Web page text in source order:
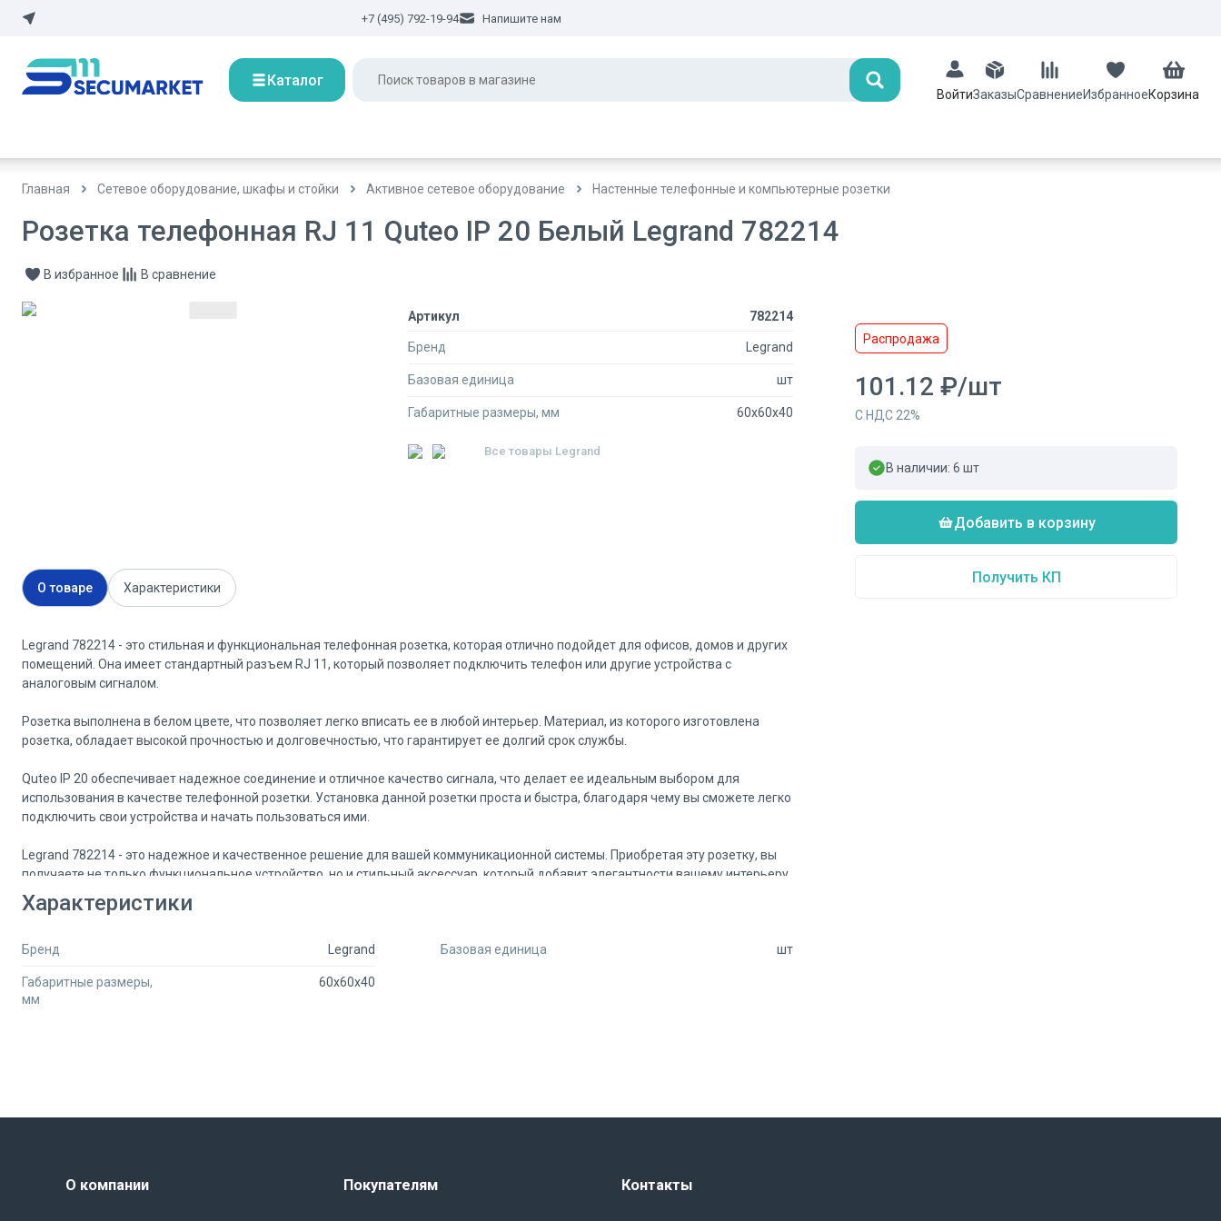
+7 (495) 792-19-94 Напишите нам
Каталог Поиск
ВойтиЗаказыСравнениеИзбранноеКорзина
Главная Сетевое оборудование, шкафы и стойки Активное сетевое оборудование Настенные телефонные и компьютерные розетки
Розетка телефонная RJ 11 Quteo IP 20 Белый Legrand 782214
В избранное В сравнение
Артикул 782214
Бренд Legrand
Базовая единица шт
Габаритные размеры, мм 60x60x40
Все товары Legrand
О товаре Характеристики
Legrand 782214 - это стильная и функциональная телефонная розетка, которая отлично подойдет для офисов, домов и других
помещений. Она имеет стандартный разъем RJ 11, который позволяет подключить телефон или другие устройства с
аналоговым сигналом.
Розетка выполнена в белом цвете, что позволяет легко вписать ее в любой интерьер. Материал, из которого изготовлена
розетка, обладает высокой прочностью и долговечностью, что гарантирует ее долгий срок службы.
Quteo IP 20 обеспечивает надежное соединение и отличное качество сигнала, что делает ее идеальным выбором для
использования в качестве телефонной розетки. Установка данной розетки проста и быстра, благодаря чему вы сможете легко
подключить свои устройства и начать пользоваться ими.
Legrand 782214 - это надежное и качественное решение для вашей коммуникационной системы. Приобретая эту розетку, вы
получаете не только функциональное устройство, но и стильный аксессуар, который добавит элегантности вашему интерьеру.
Характеристики
Бренд Legrand Базовая единица шт
Габаритные размеры,
мм
60x60x40
Распродажа
101.12 ₽/шт
С НДС 22%
В наличии:6 шт
Добавить в корзину
Получить КП
О компании Покупателям Контакты